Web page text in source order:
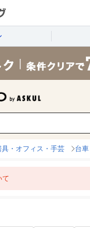
具・オフィス・手芸 台
て